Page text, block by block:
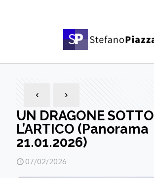
UN DRAGONE SOTTO
L’ARTICO (Panorama
21.01.2026)
07/02/2026